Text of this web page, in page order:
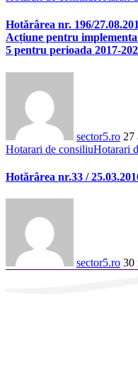
Hotărârea nr. 196/
Acțiune pentru
5 pentru perioada 2017-
sector5.ro 27
Hotarari de consiliuHotarari
Hotărârea nr.33 /
sector5.ro 30